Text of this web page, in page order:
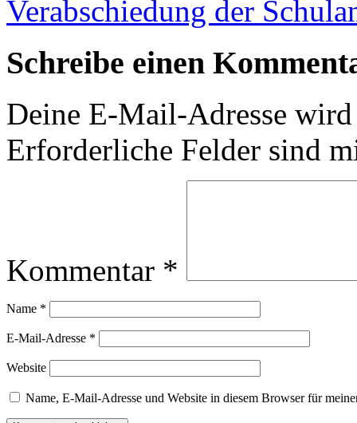
Verabschiedung der
Schreibe einen
Deine E-Mail-Adresse
Erforderliche Felder sind
Kommentar *
Name *
E-Mail-Adresse *
Website
Name, E-Mail-Adresse und Website in diesem Browser für